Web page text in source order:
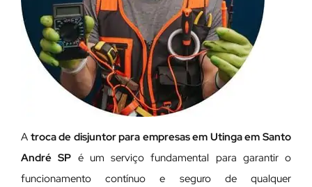
A troca de disjuntor para empresas em Utinga em Santo
André SP é um serviço fundamental para garantir o
funcionamento contínuo e seguro de qualquer